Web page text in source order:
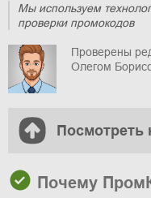
Мы используем
проверки промокодов
Проверены
Олегом
Посмотреть
Почему